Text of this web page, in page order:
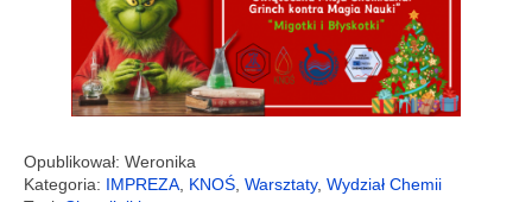
Opublikował: Weronika
Kategoria: IMPREZA KNOŚ Warsztaty, Wydział Chemii